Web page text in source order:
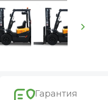
Гарантия